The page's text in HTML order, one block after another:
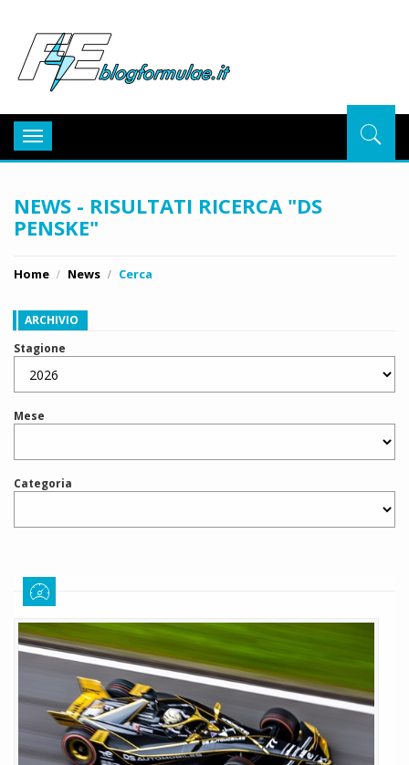
Toggle
navigation
NEWS - RISULTATI RICERCA "DS
PENSKE"
Home News Cerca
ARCHIVIO
Stagione
Mese
Categoria